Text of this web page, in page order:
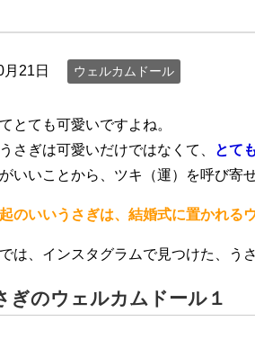
21日 ウェルカムドール
とても可愛いですよね。
さぎは可愛いだけではなくて、
とて
いいことから、ツキ（運）を呼び寄
のいいうさぎは、結婚式に置かれる
は、インスタグラムで見つけた、う
ぎのウェルカムドール１